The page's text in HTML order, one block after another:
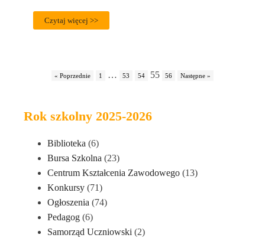
Rok szkolny 2025-2026
Biblioteka (6)
Bursa Szkolna (23)
Centrum Kształcenia Zawodowego (13)
Konkursy (71)
Ogłoszenia (74)
Pedagog (6)
Samorząd Uczniowski (2)
Czytaj więcej >>
« Poprzednie 1 … 53 54 55 56 Następne »